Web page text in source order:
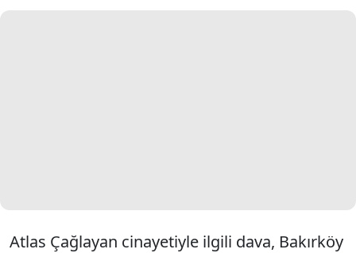
Atlas Çağlayan cinayetiyle ilgili dava, Bakırköy